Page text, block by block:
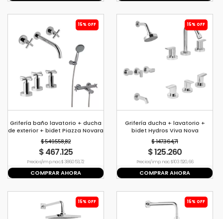
15% OFF
Grifería baño lavatorio + ducha
de exterior + bidet Piazza Novara
$ 549.558,82
$ 467.125
Precio s/imp. nac. $ 386.053,72
COMPRAR AHORA
15% OFF
Grifería ducha + lavatorio +
bidet Hydros Viva Nova
$ 147.364,71
$ 125.260
Precio s/imp. nac. $ 103.520,66
COMPRAR AHORA
15% OFF 15% OFF